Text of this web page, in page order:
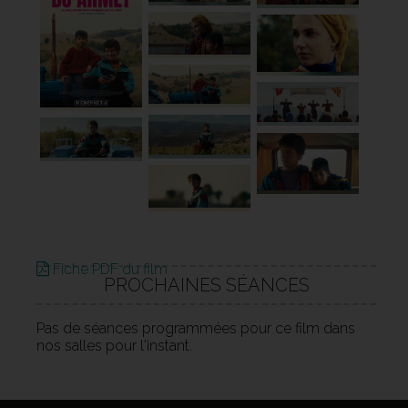
Fiche PDF du film
PROCHAINES SÉANCES
Pas de séances programmées pour ce film dans
nos salles pour l'instant.